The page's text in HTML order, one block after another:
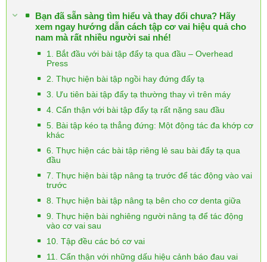
Bạn đã sẵn sàng tìm hiểu và thay đổi chưa? Hãy
xem ngay hướng dẫn cách tập cơ vai hiệu quả cho
nam mà rất nhiều người sai nhé!
1. Bắt đầu với bài tập đẩy tạ qua đầu – Overhead
Press
2. Thực hiện bài tập ngồi hay đứng đẩy tạ
3. Ưu tiên bài tập đẩy tạ thường thay vì trên máy
4. Cẩn thận với bài tập đẩy tạ rất nặng sau đầu
5. Bài tập kéo tạ thẳng đứng: Một động tác đa khớp cơ
khác
6. Thực hiện các bài tập riêng lẻ sau bài đẩy tạ qua
đầu
7. Thực hiện bài tập nâng tạ trước để tác động vào vai
trước
8. Thực hiện bài tập nâng tạ bên cho cơ denta giữa
9. Thực hiện bài nghiêng người nâng tạ để tác động
vào cơ vai sau
10. Tập đều các bó cơ vai
11. Cẩn thận với những dấu hiệu cảnh báo đau vai